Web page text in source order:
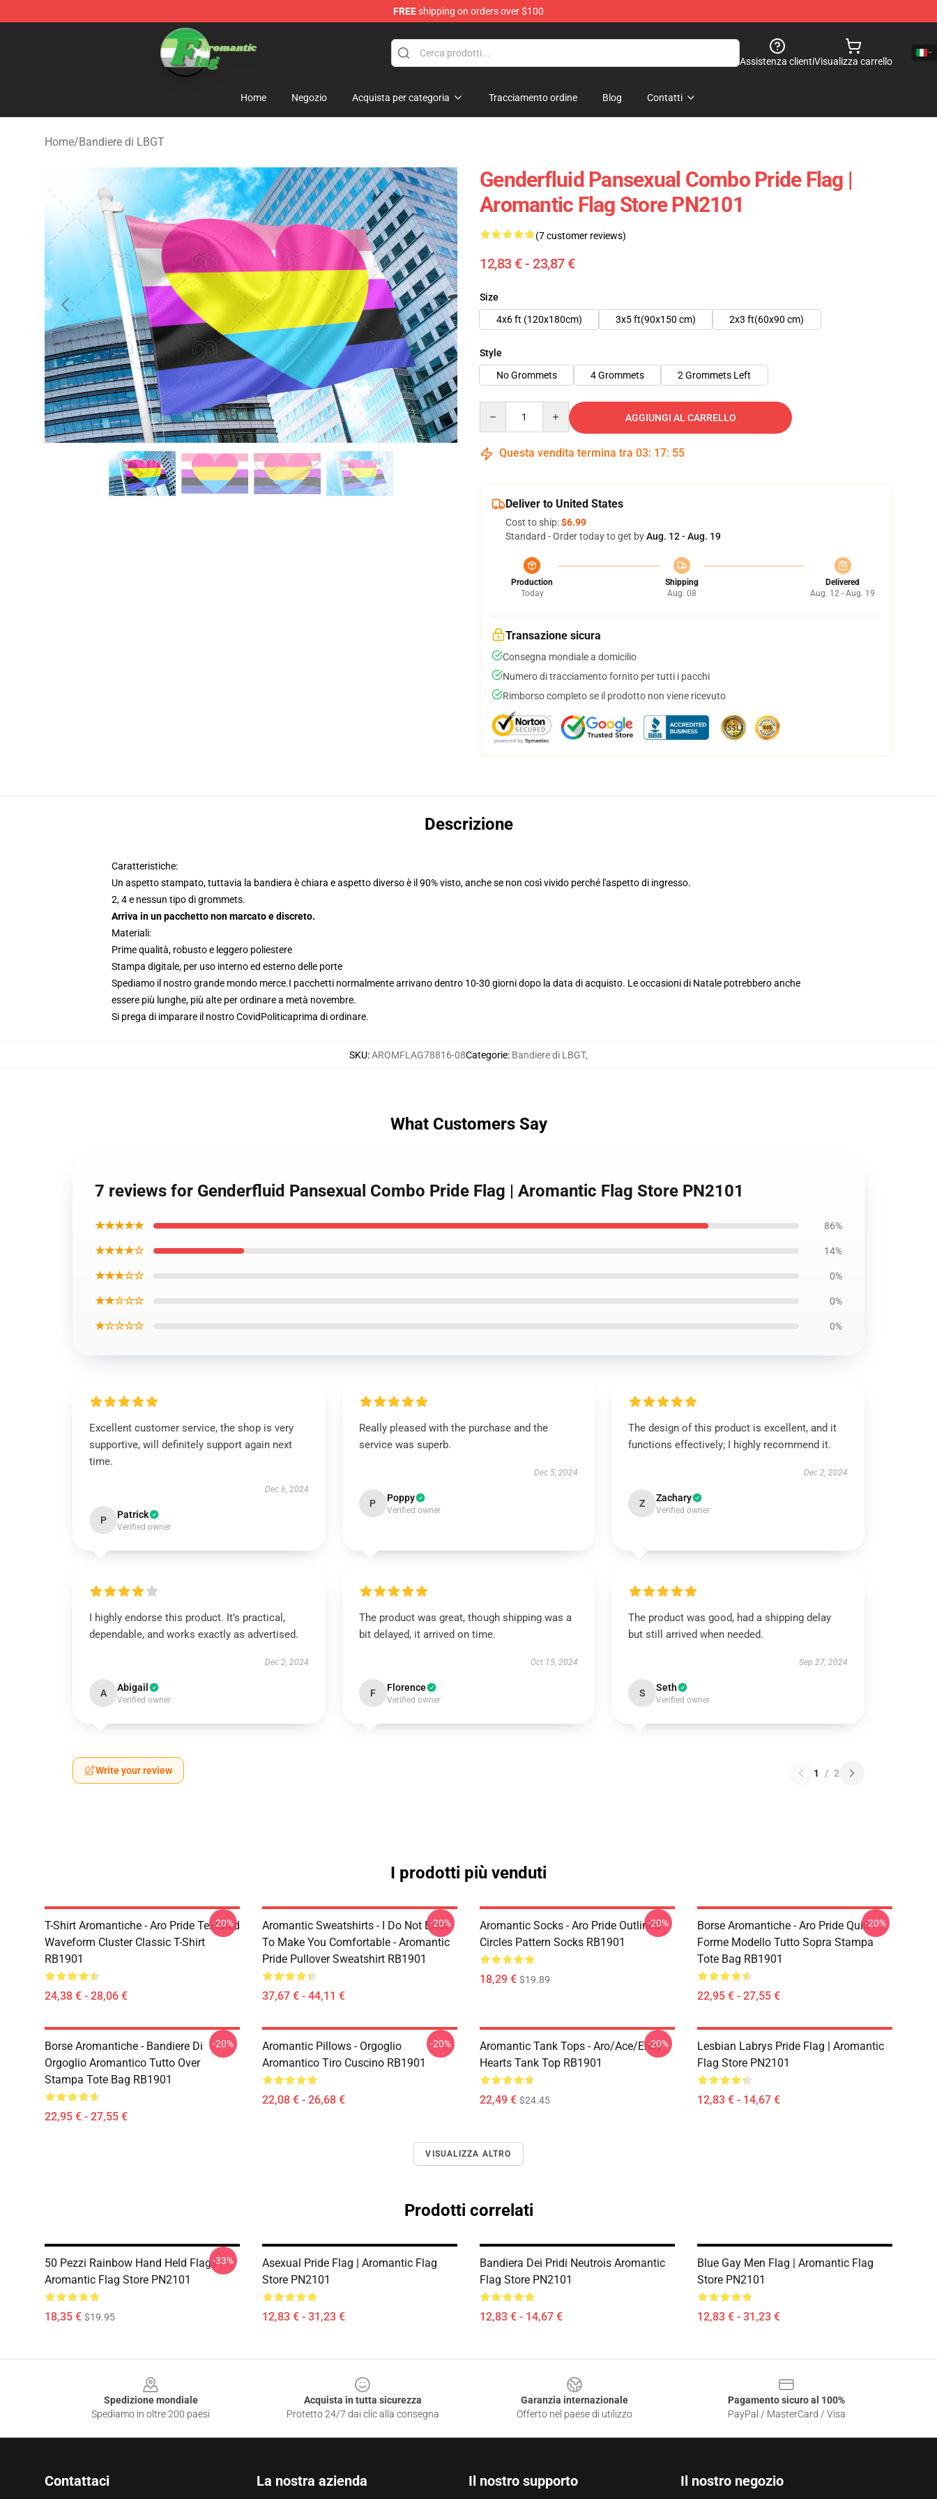
FREEshipping on orders over $100
Aromantic Flag Shop - The Best Store of Aromantic Flag
Assistenza clientiVisualizza carrello
Home Negozio Acquista per categoria Tracciamento ordine Blog Contatti
Home/Bandiere di LBGT
Genderfluid Pansexual Combo Pride Flag |
Aromantic Flag Store PN2101
(7 customer reviews)
12,83 € - 23,87 €
Size
4x6 ft (120x180cm)
3x5 ft(90x150 cm) 2x3 ft(60x90 cm)
Style
No Grommets
4 Grommets 2 Grommets Left
AGGIUNGI AL CARRELLO
Questa vendita termina tra 03: 17: 54
Deliver to United States
Cost to ship:$6.99
Standard - Order today to get byAug. 12 - Aug. 19
Production
Today
Shipping
Aug. 08
Delivered
Aug. 12 - Aug. 19
Transazione sicura
Consegna mondiale a domicilio
Numero di tracciamento fornito per tutti i pacchi
Rimborso completo se il prodotto non viene ricevuto
Descrizione
Caratteristiche:
Un aspetto stampato, tuttavia la bandiera è chiara e aspetto diverso è il 90% visto, anche se non così vivido perché l'aspetto di ingresso.
2, 4 e nessun tipo di grommets.
Arriva in un pacchetto non marcato e discreto.
Materiali:
Prime qualità, robusto e leggero poliestere
Stampa digitale, per uso interno ed esterno delle porte
Spediamo il nostro grande mondo merce.I pacchetti normalmente arrivano dentro 10-30 giorni dopo la data di acquisto. Le occasioni di Natale potrebbero anche
essere più lunghe, più alte per ordinare a metà novembre.
Si prega di imparare il nostro CovidPoliticaprima di ordinare.
SKU:AROMFLAG78816-08Categorie: Bandiere di LBGT,
What Customers Say
7 reviews for Genderfluid Pansexual Combo Pride Flag | Aromantic Flag Store PN2101
★★★★★ 86%
★★★★☆ 14%
★★★☆☆ 0%
★★☆☆☆ 0%
★☆☆☆☆ 0%
Excellent customer service, the shop is very
supportive, will definitely support again next
time.
Dec 6, 2024
P Patrick
Verified owner
Really pleased with the purchase and the
service was superb.
Dec 5, 2024
P Poppy
Verified owner
The design of this product is excellent, and it
functions effectively; I highly recommend it.
Dec 2, 2024
Z Zachary
Verified owner
I highly endorse this product. It’s practical,
dependable, and works exactly as advertised.
Dec 2, 2024
A Abigail
Verified owner
The product was great, though shipping was a
bit delayed, it arrived on time.
Oct 15, 2024
F Florence
Verified owner
The product was good, had a shipping delay
but still arrived when needed.
Sep 27, 2024
S Seth
Verified owner
Write your review 1 / 2
I prodotti più venduti
T-Shirt Aromantiche - Aro Pride Textured
Waveform Cluster Classic T-Shirt
RB1901
24,38 € - 28,06 €
-20%
Aromantic Sweatshirts - I Do Not Exist
To Make You Comfortable - Aromantic
Pride Pullover Sweatshirt RB1901
37,67 € - 44,11 €
-20%
Aromantic Socks - Aro Pride Outlined
Circles Pattern Socks RB1901
18,29 € $19.89
-20%
Borse Aromantiche - Aro Pride Quilt
Forme Modello Tutto Sopra Stampa
Tote Bag RB1901
22,95 € - 27,55 €
-20%
Borse Aromantiche - Bandiere Di
Orgoglio Aromantico Tutto Over
Stampa Tote Bag RB1901
22,95 € - 27,55 €
-20%
Aromantic Pillows - Orgoglio
Aromantico Tiro Cuscino RB1901
22,08 € - 26,68 €
-20%
Aromantic Tank Tops - Aro/ace/enby
Hearts Tank Top RB1901
22,49 € $24.45
-20%
Lesbian Labrys Pride Flag | Aromantic
Flag Store PN2101
12,83 € - 14,67 €
VISUALIZZA ALTRO
Prodotti correlati
50 Pezzi Rainbow Hand Held Flags |
Aromantic Flag Store PN2101
18,35 € $19.95
-33%
Asexual Pride Flag | Aromantic Flag
Store PN2101
12,83 € - 31,23 €
Bandiera Dei Pridi Neutrois Aromantic
Flag Store PN2101
12,83 € - 14,67 €
Blue Gay Men Flag | Aromantic Flag
Store PN2101
12,83 € - 31,23 €
Spedizione mondiale
Spediamo in oltre 200 paesi
Acquista in tutta sicurezza
Protetto 24/7 dai clic alla consegna
Garanzia internazionale
Offerto nel paese di utilizzo
Pagamento sicuro al 100%
PayPal / MasterCard / Visa
Contattaci La nostra azienda Il nostro supporto Il nostro negozio